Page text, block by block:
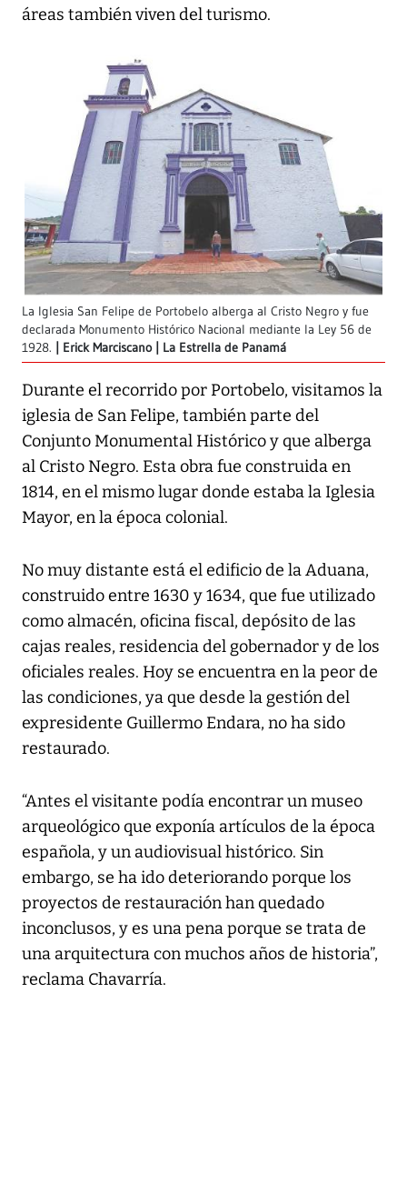
áreas también viven del turismo.
La Iglesia San Felipe de Portobelo alberga al Cristo Negro y fue
declarada Monumento Histórico Nacional mediante la Ley 56 de
1928.
Erick Marciscano | La Estrella de Panamá
Durante el recorrido por Portobelo, visitamos la
iglesia de San Felipe, también parte del
Conjunto Monumental Histórico y que alberga
al Cristo Negro. Esta obra fue construida en
1814, en el mismo lugar donde estaba la Iglesia
Mayor, en la época colonial.
No muy distante está el edificio de la Aduana,
construido entre 1630 y 1634, que fue utilizado
como almacén, oficina fiscal, depósito de las
cajas reales, residencia del gobernador y de los
oficiales reales. Hoy se encuentra en la peor de
las condiciones, ya que desde la gestión del
expresidente Guillermo Endara, no ha sido
restaurado.
“Antes el visitante podía encontrar un museo
arqueológico que exponía artículos de la época
española, y un audiovisual histórico. Sin
embargo, se ha ido deteriorando porque los
proyectos de restauración han quedado
inconclusos, y es una pena porque se trata de
una arquitectura con muchos años de historia”,
reclama Chavarría.